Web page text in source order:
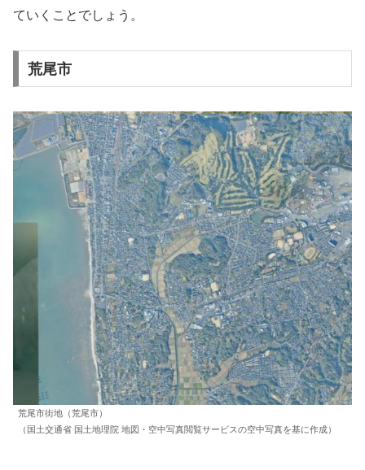
ていくことでしょう。
荒尾市
荒尾市街地（荒尾市）
（国土交通省 国土地理院 地図・空中写真閲覧サービスの空中写真を基に作成）